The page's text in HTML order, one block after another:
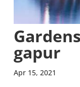
ga­pur
Apr 15, 2021